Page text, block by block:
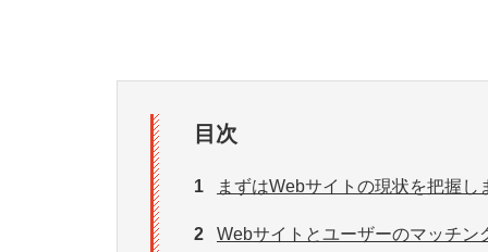
目次
1 まずはWebサイトの現状を把握し
2 Webサイトとユーザーのマッチン